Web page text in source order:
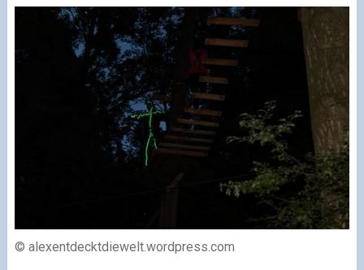
© alexentdecktdiewelt.wordpress.com